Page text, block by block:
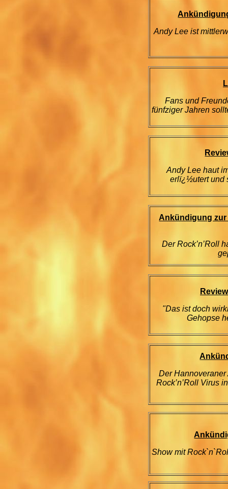
Andy Lee ist
Fans und
fünfziger Jahren
Andy Lee haut
erlï¿½utert und
Ankündigung
Der Rock’n’Roll
"Das ist doch
Gehopse
Der
Rock’n’Roll Virus
Show mit